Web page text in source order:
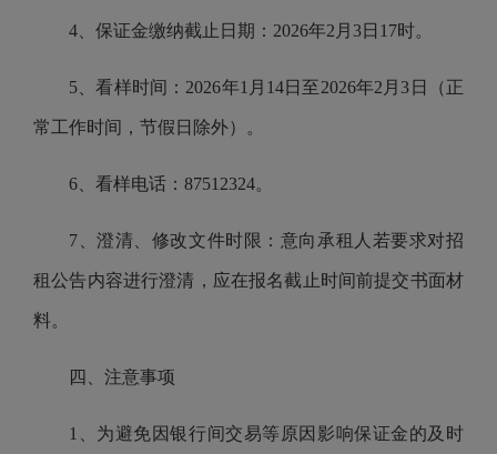
4、保证金缴纳截止日期：2026年2月3日17时。
5、看样时间：2026年1月14日至2026年2月3日（正
常工作时间，节假日除外）。
6、看样电话：87512324。
7、澄清、修改文件时限：意向承租人若要求对招
租公告内容进行澄清，应在报名截止时间前提交书面材
料。
四、注意事项
1、为避免因银行间交易等原因影响保证金的及时